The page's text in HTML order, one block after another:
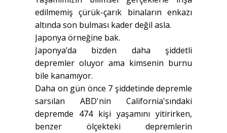
edilmemiş çürük-çarık binaların enkazı
altında son bulması kader değil asla.
Japonya örneğine bak.
Japonya’da bizden daha şiddetli
depremler oluyor ama kimsenin burnu
bile kanamıyor.
Daha on gün önce 7 şiddetinde depremle
sarsılan ABD'nin California'sındaki
depremde 474 kişi yaşamını yitirirken,
benzer ölçekteki depremlerin